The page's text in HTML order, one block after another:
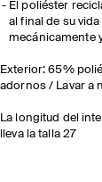
El poliéster
al final de su
mecánicamente
Exterior: 65%
adornos / Lavar a
La longitud del
lleva la talla 27